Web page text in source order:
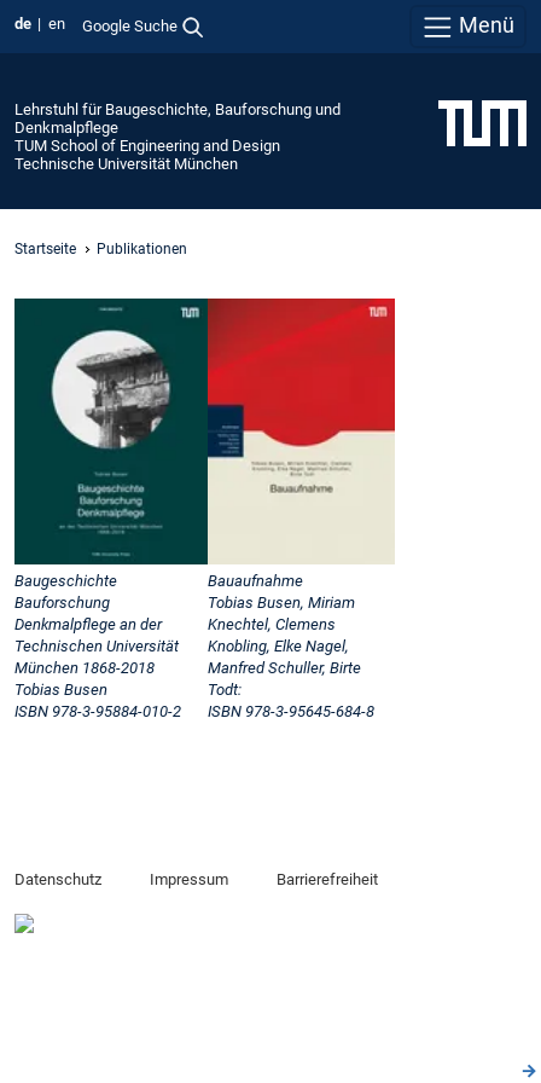
de en Google Suche Menü
Lehrstuhl für Baugeschichte, Bauforschung und
Denkmalpflege
TUM School of Engineering and Design
Technische Universität München
Startseite Publikationen
Baugeschichte
Bauforschung
Denkmalpflege an der
Technischen Universität
München 1868-2018
Tobias Busen
ISBN 978-3-95884-010-2
Bauaufnahme
Tobias Busen, Miriam
Knechtel, Clemens
Knobling, Elke Nagel,
Manfred Schuller, Birte
Todt:
ISBN 978-3-95645-684-8
Datenschutz Impressum Barrierefreiheit